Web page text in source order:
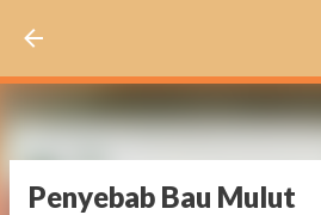
Penyebab Bau Mulut